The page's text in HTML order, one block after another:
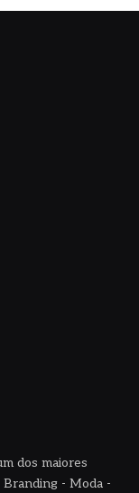
dos maiores
- Moda -